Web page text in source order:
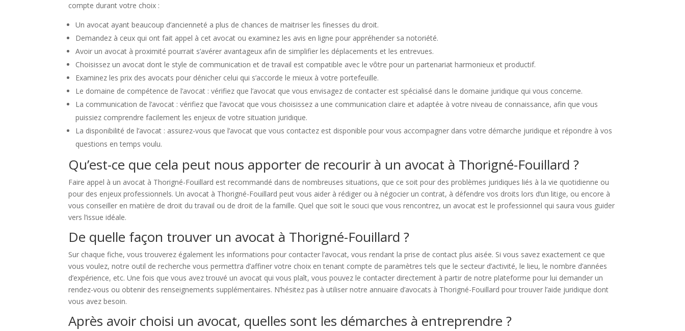
compte durant votre choix :
Un avocat ayant beaucoup d’ancienneté a plus de chances de maitriser les finesses du droit.
Demandez à ceux qui ont fait appel à cet avocat ou examinez les avis en ligne pour appréhender sa notoriété.
Avoir un avocat à proximité pourrait s’avérer avantageux afin de simplifier les déplacements et les entrevues.
Choisissez un avocat dont le style de communication et de travail est compatible avec le vôtre pour un partenariat harmonieux et productif.
Examinez les prix des avocats pour dénicher celui qui s’accorde le mieux à votre portefeuille.
Le domaine de compétence de l’avocat : vérifiez que l’avocat que vous envisagez de contacter est spécialisé dans le domaine juridique qui vous concerne.
La communication de l’avocat : vérifiez que l’avocat que vous choisissez a une communication claire et adaptée à votre niveau de connaissance, afin que vous
puissiez comprendre facilement les enjeux de votre situation juridique.
La disponibilité de l’avocat : assurez-vous que l’avocat que vous contactez est disponible pour vous accompagner dans votre démarche juridique et répondre à vos
questions en temps voulu.
Qu’est-ce que cela peut nous apporter de recourir à un avocat à Thorigné-Fouillard ?
Faire appel à un avocat à Thorigné-Fouillard est recommandé dans de nombreuses situations, que ce soit pour des problèmes juridiques liés à la vie quotidienne ou
pour des enjeux professionnels. Un avocat à Thorigné-Fouillard peut vous aider à rédiger ou à négocier un contrat, à défendre vos droits lors d’un litige, ou encore à
vous conseiller en matière de droit du travail ou de droit de la famille. Quel que soit le souci que vous rencontrez, un avocat est le professionnel qui saura vous guider
vers l’issue idéale.
De quelle façon trouver un avocat à Thorigné-Fouillard ?
Sur chaque fiche, vous trouverez également les informations pour contacter l’avocat, vous rendant la prise de contact plus aisée. Si vous savez exactement ce que
vous voulez, notre outil de recherche vous permettra d’affiner votre choix en tenant compte de paramètres tels que le secteur d’activité, le lieu, le nombre d’années
d’expérience, etc. Une fois que vous avez trouvé un avocat qui vous plaît, vous pouvez le contacter directement à partir de notre plateforme pour lui demander un
rendez-vous ou obtenir des renseignements supplémentaires. N’hésitez pas à utiliser notre annuaire d’avocats à Thorigné-Fouillard pour trouver l’aide juridique dont
vous avez besoin.
Après avoir choisi un avocat, quelles sont les démarches à entreprendre ?